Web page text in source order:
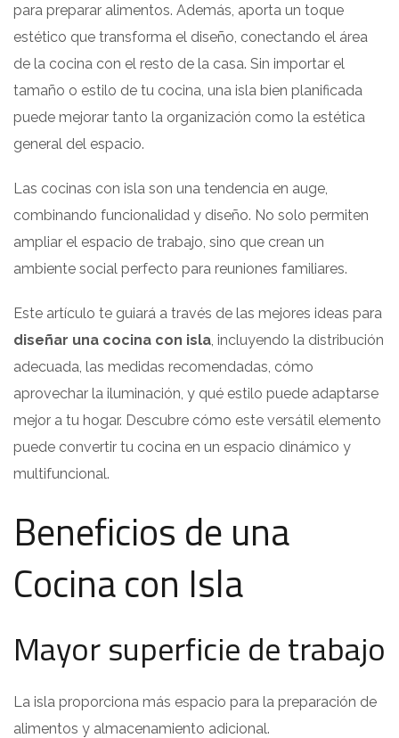
para preparar alimentos. Además, aporta un toque
estético que transforma el diseño, conectando el área
de la cocina con el resto de la casa. Sin importar el
tamaño o estilo de tu cocina, una isla bien planificada
puede mejorar tanto la organización como la estética
general del espacio.
Las cocinas con isla son una tendencia en auge,
combinando funcionalidad y diseño. No solo permiten
ampliar el espacio de trabajo, sino que crean un
ambiente social perfecto para reuniones familiares.
Este artículo te guiará a través de las mejores ideas para
diseñar una cocina con isla, incluyendo la distribución
adecuada, las medidas recomendadas, cómo
aprovechar la iluminación, y qué estilo puede adaptarse
mejor a tu hogar. Descubre cómo este versátil elemento
puede convertir tu cocina en un espacio dinámico y
multifuncional.
Beneficios de una
Cocina con Isla
Mayor superficie de trabajo
La isla proporciona más espacio para la preparación de
alimentos y almacenamiento adicional.